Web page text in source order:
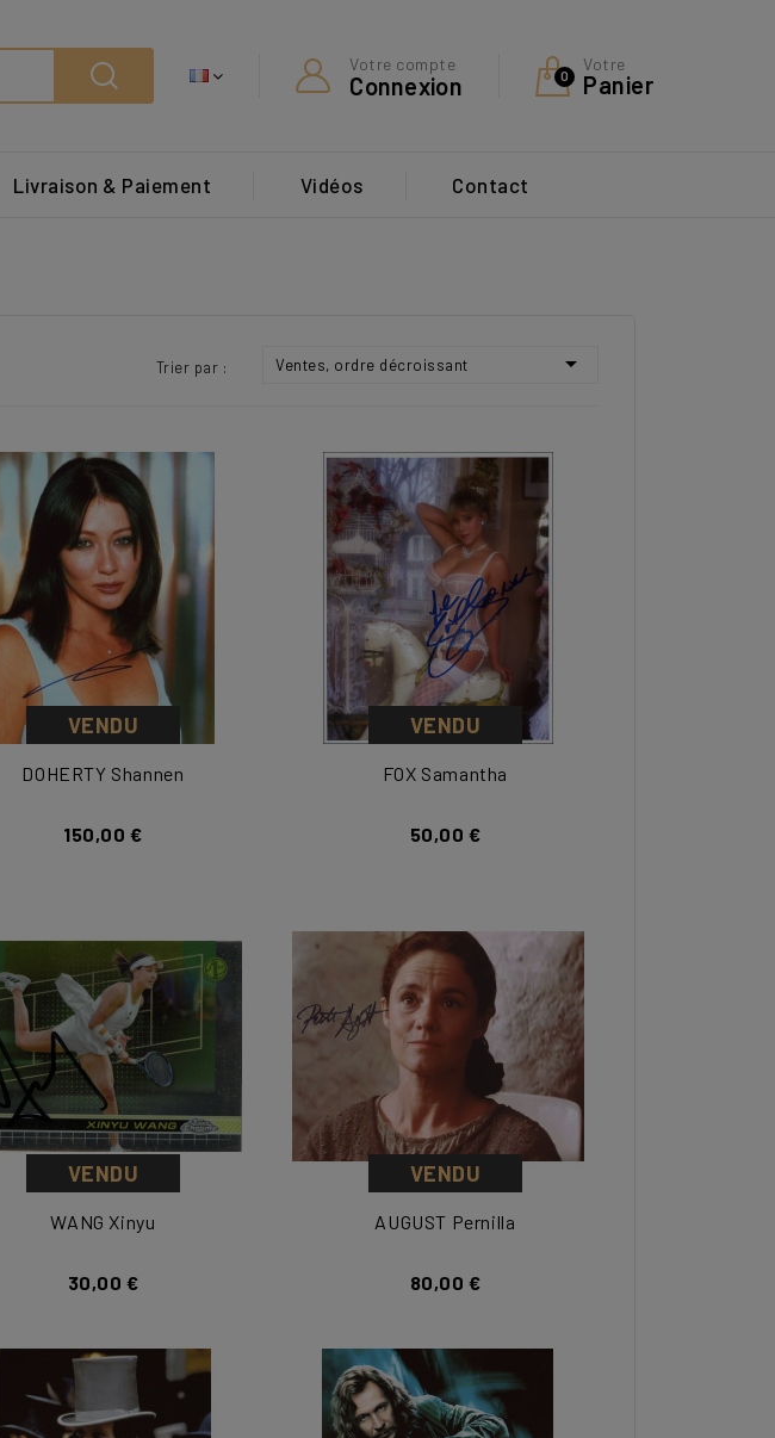
Votre
Panier
0
Votre compte
Connexion
Search
Livraison & Paiement Vidéos Contact
Trier par : Ventes, ordre décroissant 
VENDU
DOHERTY Shannen
150,00 €
VENDU
FOX Samantha
50,00 €
VENDU
WANG Xinyu
30,00 €
VENDU
AUGUST Pernilla
80,00 €